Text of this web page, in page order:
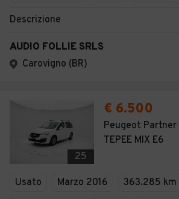
Descrizione
AUDIO FOLLIE SRLS
Carovigno (BR)
25
€ 6.500
Peugeot Partner
TEPEE MIX E6
Usato Marzo 2016
363.285 km